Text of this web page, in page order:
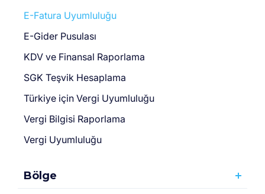
E-Fatura Uyumluluğu
E-Gider Pusulası
KDV ve Finansal Raporlama
SGK Teşvik Hesaplama
Türki̇ye için Vergi̇ Uyumluluğu
Vergi Bilgisi Raporlama
Vergi Uyumluluğu
Bölge